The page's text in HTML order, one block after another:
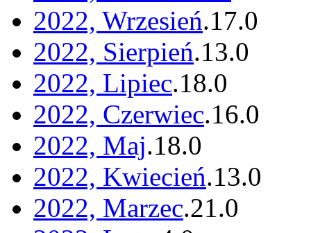
2022, Wrzesień.17.0
2022, Sierpień.13.0
2022, Lipiec.18.0
2022, Czerwiec.16.0
2022, Maj.18.0
2022, Kwiecień.13.0
2022, Marzec.21.0